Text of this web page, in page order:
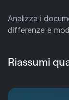
Analizza i
differenze e
Riassumi